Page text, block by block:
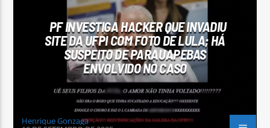
Arara Azul FM
PF INVESTIGA HACKER QUE INVADIU
SITE DA UFPI COM FOTO DE LULA; HÁ
SUSPEITO DE PARAUAPEBAS
ENVOLVIDO NO CASO
Henrique Gonzaga